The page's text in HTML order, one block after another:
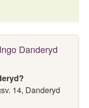
Danderyd
14, Danderyd